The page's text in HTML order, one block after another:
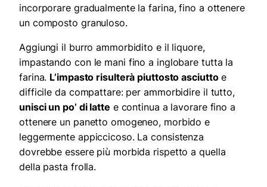
incorporare gradualmente la farina, fino a ottenere
un composto granuloso.
Aggiungi il burro ammorbidito e il liquore,
impastando con le mani fino a inglobare tutta la
farina. L’impasto risulterà piuttosto asciuttoe
difficile da compattare: per ammorbidire il tutto,
unisci un po’ di latte e continua a lavorare fino a
ottenere un panetto omogeneo, morbido e
leggermente appiccicoso. La consistenza
dovrebbe essere più morbida rispetto a quella
della pasta frolla.